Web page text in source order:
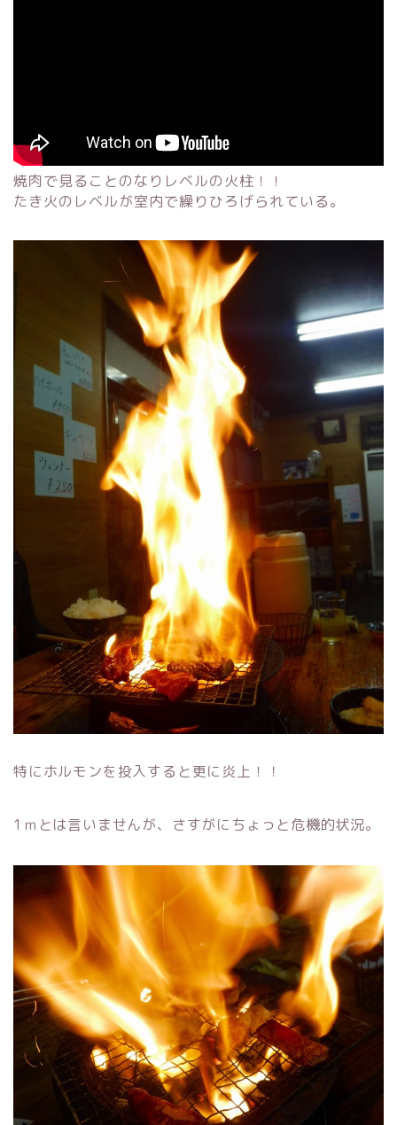
焼肉で見ることのなりレベルの火柱！！
たき火のレベルが室内で繰りひろげられている。
特にホルモンを投入すると更に炎上！！
1ｍとは言いませんが、さすがにちょっと危機的状況。